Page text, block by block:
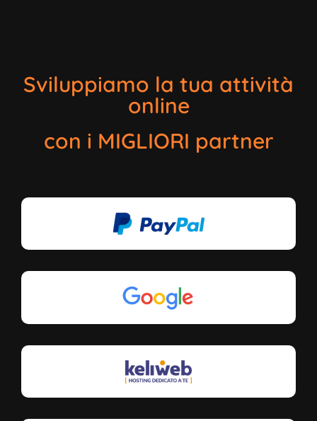
Sviluppiamo la tua attività
online
con i MIGLIORI partner